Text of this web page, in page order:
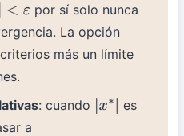
por sí solo nunca
La opción
más un límite
: cuando x∗
es
a